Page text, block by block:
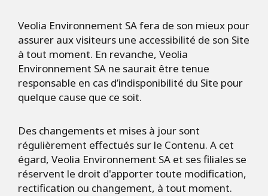
Veolia Environnement SA fera de son mieux pour
assurer aux visiteurs une accessibilité de son Site
à tout moment. En revanche, Veolia
Environnement SA ne saurait être tenue
responsable en cas d’indisponibilité du Site pour
quelque cause que ce soit.
Des changements et mises à jour sont
régulièrement effectués sur le Contenu. A cet
égard, Veolia Environnement SA et ses filiales se
réservent le droit d'apporter toute modification,
rectification ou changement, à tout moment.